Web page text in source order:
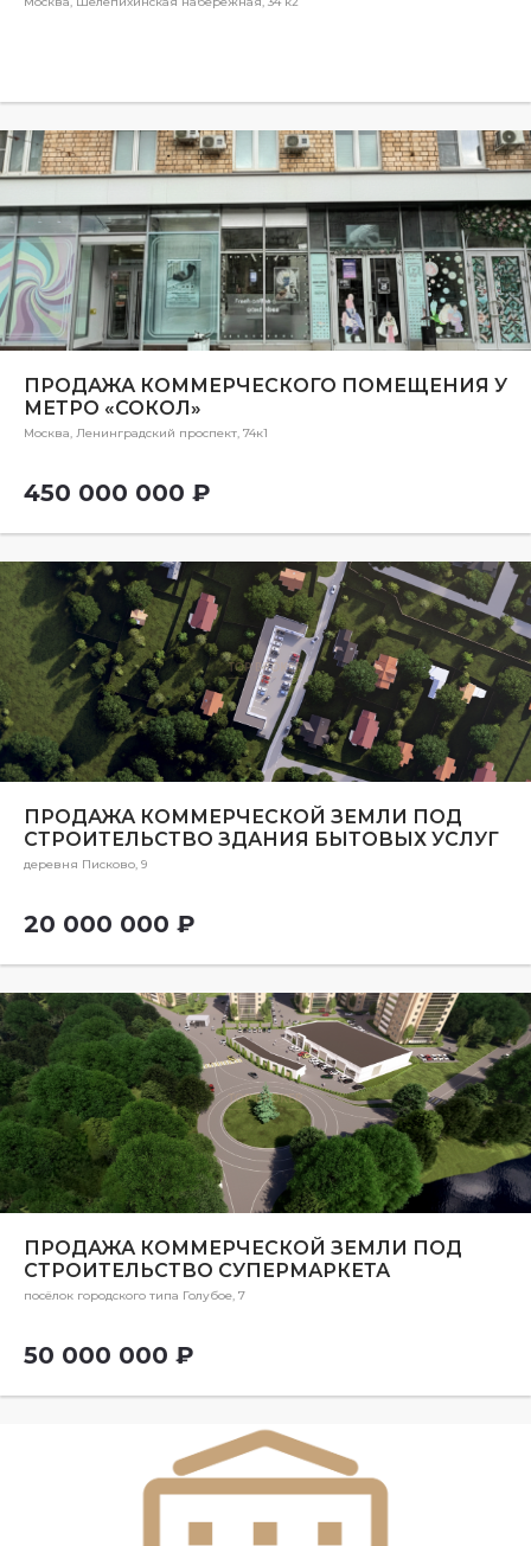
ПРОДАЖА КОММЕРЧЕСКОГО ПОМЕЩЕНИЯ У
МЕТРО «СОКОЛ»
Москва, Ленинградский проспект, 74к1
450 000 000 ₽
ПРОДАЖА КОММЕРЧЕСКОЙ ЗЕМЛИ ПОД
СТРОИТЕЛЬСТВО ЗДАНИЯ БЫТОВЫХ УСЛУГ
деревня Писково, 9
20 000 000 ₽
ПРОДАЖА КОММЕРЧЕСКОЙ ЗЕМЛИ ПОД
СТРОИТЕЛЬСТВО СУПЕРМАРКЕТА
посёлок городского типа Голубое, 7
50 000 000 ₽